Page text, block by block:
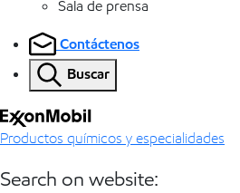
Sala de prensa
Contáctenos
Buscar
Productos químicos y especialidades
Search on website: